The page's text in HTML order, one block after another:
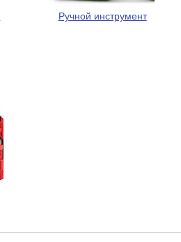
Ручной инструмент